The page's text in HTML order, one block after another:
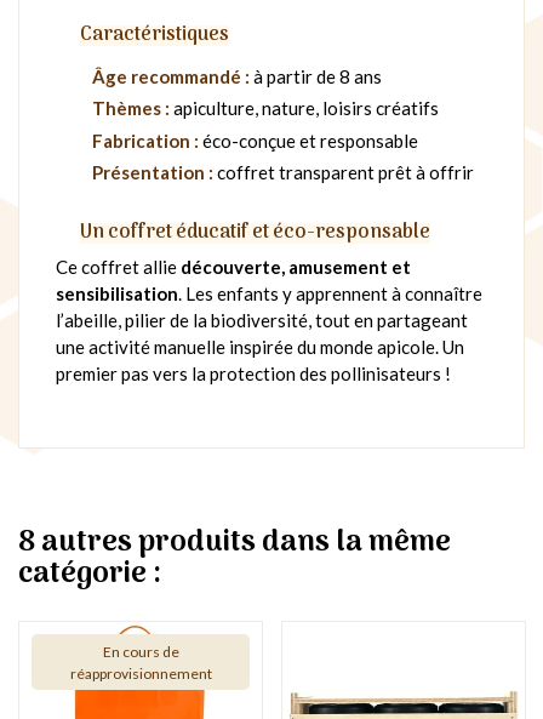
Caractéristiques
Âge recommandé : à partir de 8 ans
Thèmes : apiculture, nature, loisirs créatifs
Fabrication : éco-conçue et responsable
Présentation : coffret transparent prêt à offrir
Un coffret éducatif et éco-responsable
Ce coffret allie découverte, amusement et
sensibilisation. Les enfants y apprennent à connaître
l’abeille, pilier de la biodiversité, tout en partageant
une activité manuelle inspirée du monde apicole. Un
premier pas vers la protection des pollinisateurs !
8 autres produits dans la même
catégorie :
En cours de
réapprovisionnement